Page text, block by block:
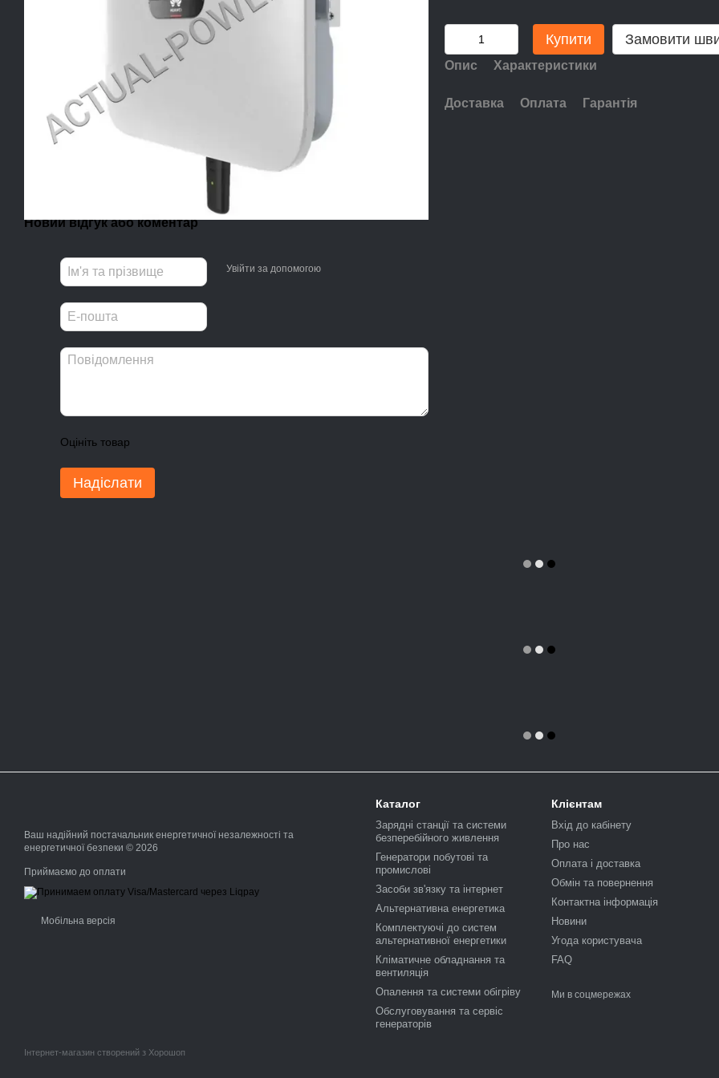
Новий відгук або коментар
Увійти за допомогою
Оцініть товар
Надіслати
Купити Замовити
Опис Характеристики
Доставка Оплата Гарантія
Ваш надійний постачальник енергетичної незалежності та
енергетичної безпеки © 2026
Приймаємо до оплати
Мобільна версія
Інтернет-магазин створений з Хорошоп
Каталог
Зарядні станції та системи
безперебійного живлення
Генератори побутові та
промислові
Засоби зв'язку та інтернет
Альтернативна енергетика
Комплектуючі до систем
альтернативної енергетики
Кліматичне обладнання та
вентиляція
Опалення та системи обігріву
Обслуговування та сервіс
генераторів
Клієнтам
Вхід до кабінету
Про нас
Оплата і доставка
Обмін та повернення
Контактна інформація
Новини
Угода користувача
FAQ
Ми в соцмережах